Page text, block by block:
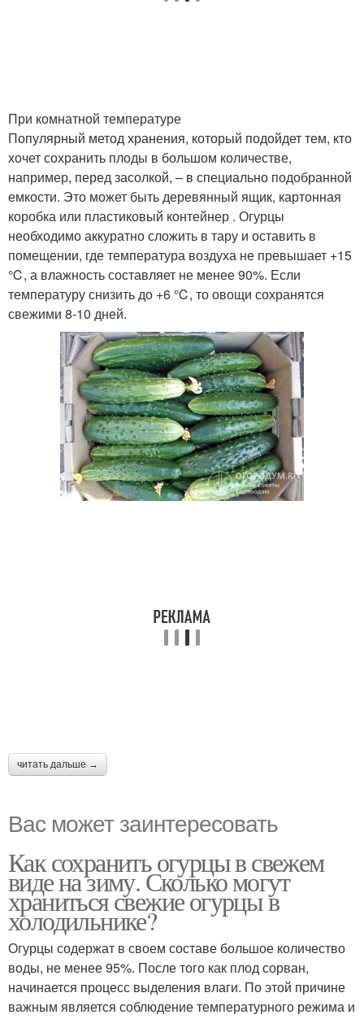
При комнатной температуре
Популярный метод хранения, который подойдет тем, кто
хочет сохранить плоды в большом количестве,
например, перед засолкой, – в специально подобранной
емкости. Это может быть деревянный ящик, картонная
коробка или пластиковый контейнер . Огурцы
необходимо аккуратно сложить в тару и оставить в
помещении, где температура воздуха не превышает +15
℃, а влажность составляет не менее 90%. Если
температуру снизить до +6 ℃, то овощи сохранятся
свежими 8-10 дней.
читать дальше →
Вас может заинтересовать
Как сохранить огурцы в свежем
виде на зиму. Сколько могут
храниться свежие огурцы в
холодильнике?
Огурцы содержат в своем составе большое количество
воды, не менее 95%. После того как плод сорван,
начинается процесс выделения влаги. По этой причине
важным является соблюдение температурного режима и